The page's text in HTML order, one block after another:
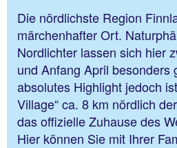
Die nördlichste Region
märchenhafter Ort.
Nordlichter lassen sich hier
und Anfang April besonders
absolutes Highlight jedoch
Village“ ca. 8 km nördlich
das offizielle Zuhause des
Hier können Sie mit Ihrer